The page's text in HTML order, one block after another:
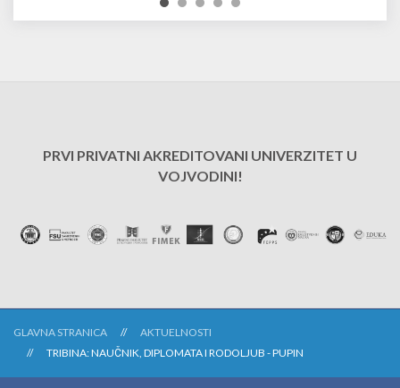
PRVI PRIVATNI AKREDITOVANI UNIVERZITET U
VOJVODINI!
GLAVNA STRANICA
AKTUELNOSTI
TRIBINA: NAUČNIK, DIPLOMATA I RODOLJUB - PUPIN